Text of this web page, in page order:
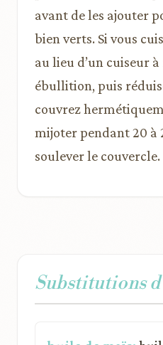
avant de les ajouter
bien verts. Si vous
au lieu d’un cuiseur
ébullition, puis
couvrez
mijoter pendant 20 à
soulever le couvercle.
Substitutions